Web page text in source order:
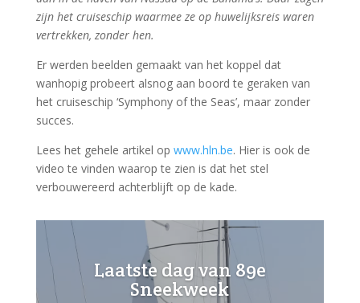
zijn het cruiseschip waarmee ze op huwelijksreis waren
vertrekken, zonder hen.
Er werden beelden gemaakt van het koppel dat
wanhopig probeert alsnog aan boord te geraken van
het cruiseschip ‘Symphony of the Seas’, maar zonder
succes.
Lees het gehele artikel op www.hln.be. Hier is ook de
video te vinden waarop te zien is dat het stel
verbouwereerd achterblijft op de kade.
Laatste dag van 89e
Sneekweek